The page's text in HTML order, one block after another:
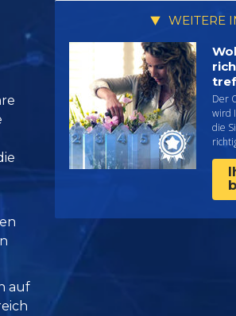
auf
WEITERE
Der
wird
die